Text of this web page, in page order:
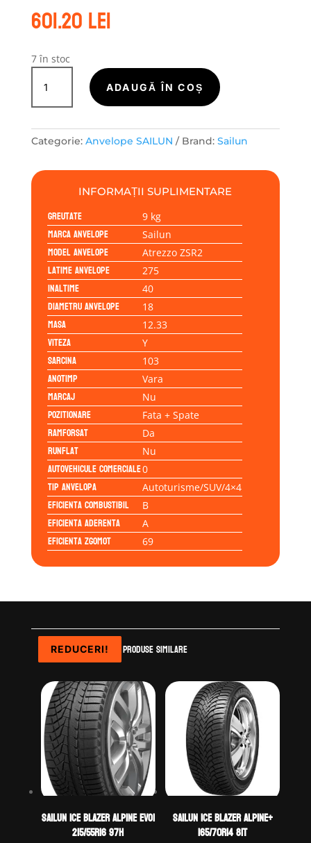
601.20lei
7 în stoc
Cantitate
Sailun
ATREZZO
275/40R18
ADAUGĂ ÎN COȘ
Categorie: Anvelope SAILUN Brand: Sailun
INFORMAȚII SUPLIMENTARE
Greutate 9 kg
Marca anvelope Sailun
Model anvelope Atrezzo ZSR2
Latime anvelope 275
Inaltime 40
Diametru anvelope 18
Masa 12.33
Viteza Y
Sarcina 103
Anotimp Vara
Marcaj Nu
Pozitionare Fata + Spate
Ramforsat Da
Runflat Nu
Autovehicule comerciale0
Tip anvelopa Autoturisme/SUV/4×4
Eficienta Combustibil B
Eficienta Aderenta A
Eficienta Zgomot 69
Produse similare
REDUCERI!
Sailun ICE BLAZER ALPINE EVO1
215/55R16 97H
REDUCERI!
Sailun ICE BLAZER ALPINE+
165/70R14 81T
REDUCERI!
REDUCERI!